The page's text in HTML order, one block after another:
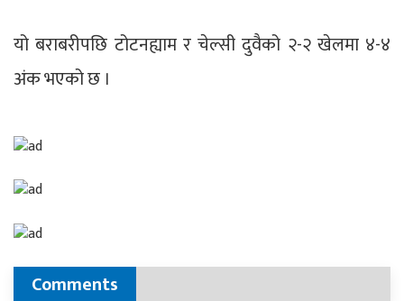
यो बराबरीपछि टोटनह्याम र चेल्सी दुवैको २-२ खेलमा ४-४
अंक भएको छ ।
Comments